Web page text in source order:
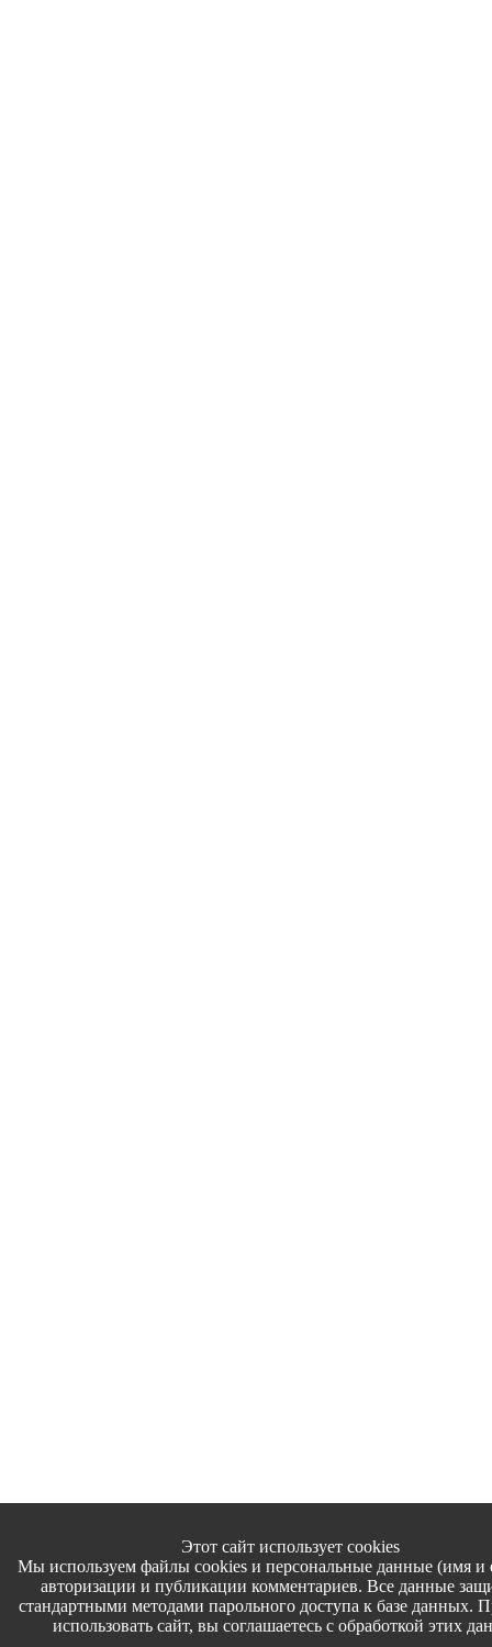
Этот сайт использует cookies
Мы используем файлы cookies и персональные данные (имя и
авторизации и публикации комментариев. Все данные
стандартными методами парольного доступа к базе данных.
использовать сайт, вы соглашаетесь с обработкой этих